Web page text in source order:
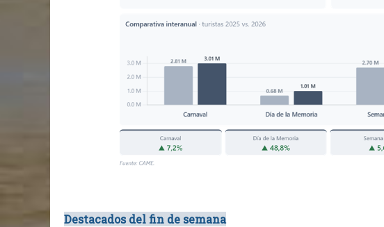
Destacados del fin de semana